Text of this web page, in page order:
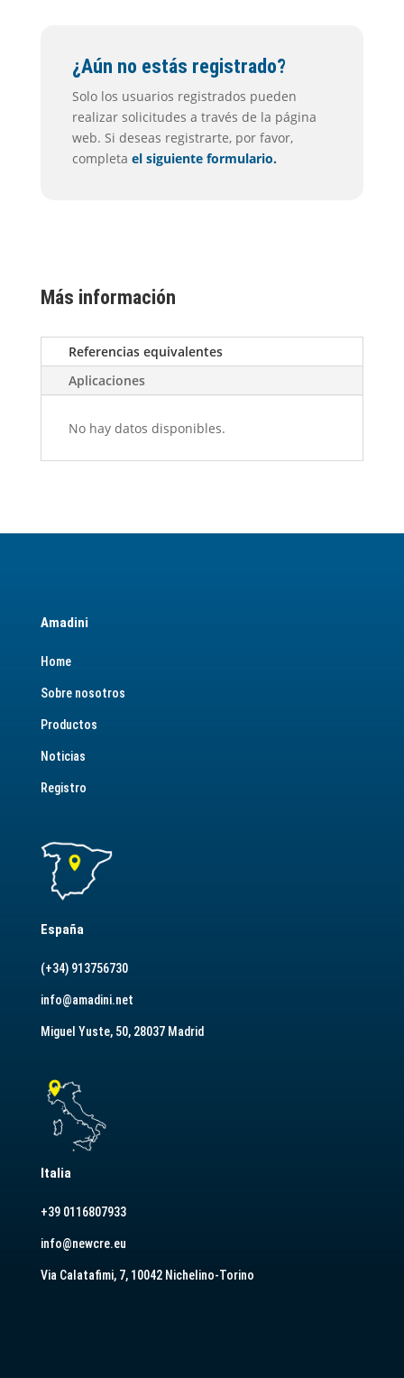
¿Aún no estás registrado?
Solo los usuarios registrados pueden
realizar solicitudes a través de la página
web. Si deseas registrarte, por favor,
completa el siguiente formulario.
Más información
Referencias equivalentes
Aplicaciones
No hay datos disponibles.
Amadini
Home
Sobre nosotros
Productos
Noticias
Registro
España
(+34) 913756730
info@amadini.net
Miguel Yuste, 50, 28037 Madrid
Italia
+39 0116807933
info@newcre.eu
Via Calatafimi, 7, 10042 Nichelino-Torino